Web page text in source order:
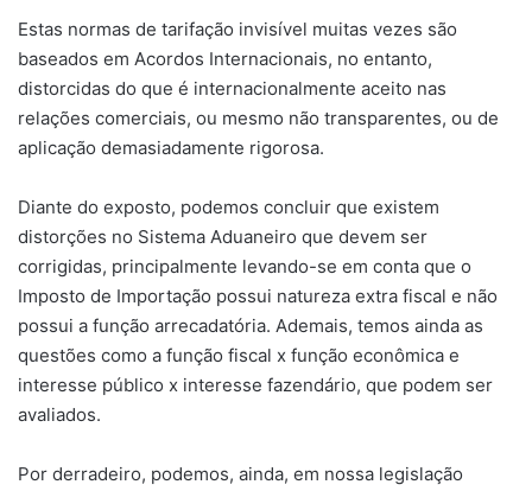
Estas normas de tarifação invisível muitas vezes são
baseados em Acordos Internacionais, no entanto,
distorcidas do que é internacionalmente aceito nas
relações comerciais, ou mesmo não transparentes, ou de
aplicação demasiadamente rigorosa.
Diante do exposto, podemos concluir que existem
distorções no Sistema Aduaneiro que devem ser
corrigidas, principalmente levando-se em conta que o
Imposto de Importação possui natureza extra fiscal e não
possui a função arrecadatória. Ademais, temos ainda as
questões como a função fiscal x função econômica e
interesse público x interesse fazendário, que podem ser
avaliados.
Por derradeiro, podemos, ainda, em nossa legislação